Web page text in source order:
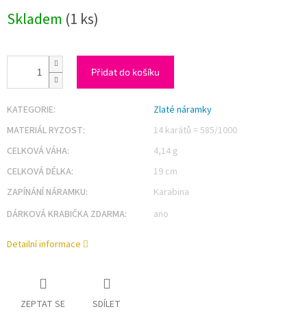
cena:
Skladem (1 ks)
Přidat do košíku
KATEGORIE:
Zlaté náramky
MATERIÁL RYZOST:
14 karátů = 585/1000
CELKOVÁ VÁHA:
4,14 g
CELKOVÁ DÉLKA:
19 cm
ZAPÍNÁNÍ NÁRAMKU:
Karabina
DÁRKOVÁ KRABIČKA ZDARMA: ano
Detailní informace
ZEPTAT SE SDÍLET